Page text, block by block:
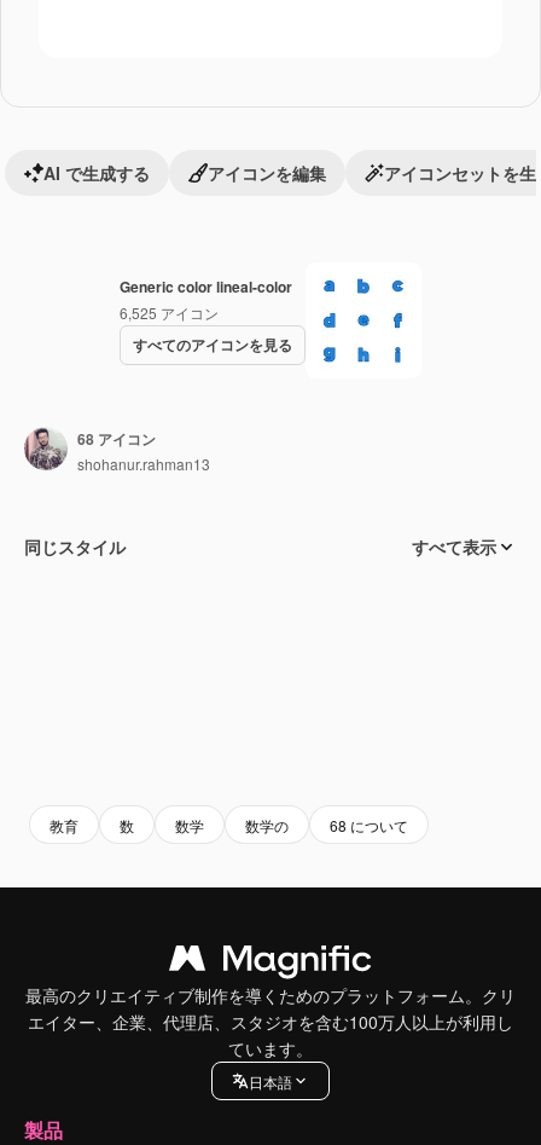
Generic color lineal-color
6,525 アイコン
すべてのアイコンを見る
AI で生成する アイコンを編集 アイコンセットを生
68 アイコン
shohanur.rahman13
同じスタイル すべて表示
教育 数 数学 数学の 68 について
最高のクリエイティブ制作を導くためのプラットフォーム。クリ
エイター、企業、代理店、スタジオを含む100万人以上が利用し
ています。
日本語
製品